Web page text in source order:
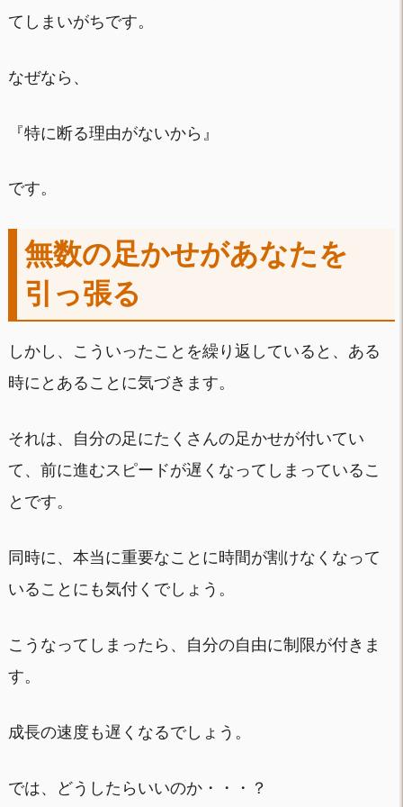
てしまいがちです。
なぜなら、
『特に断る理由がないから』
です。
無数の足かせがあなたを
引っ張る
しかし、こういったことを繰り返していると、ある
時にとあることに気づきます。
それは、自分の足にたくさんの足かせが付いてい
て、前に進むスピードが遅くなってしまっているこ
とです。
同時に、本当に重要なことに時間が割けなくなって
いることにも気付くでしょう。
こうなってしまったら、自分の自由に制限が付きま
す。
成長の速度も遅くなるでしょう。
では、どうしたらいいのか・・・？